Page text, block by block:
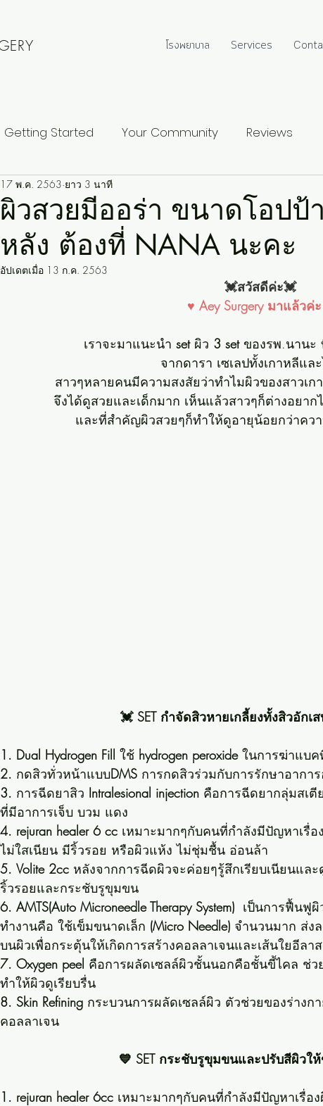
โรงพยาบาล Services
Getting Started Your Community Reviews
ผิวสวยมีออร่า ขนาดโอปป้
หลัง ต้องที่ NANA นะคะ
17 พ.ค. 2563 ยาว 3 นาที
อัปเดตเมื่อ 13 ก.ค. 2563
💓สวัสดีค่ะ💓
♥ Aey Surgery มาแล้วค่ะ
เราจะมาแนะนำ set ผิว 3 set ของรพ.นานะ
จากดารา เซเลปทั้งเกาหลีแล
สาวๆหลายคนมีความสงสัยว่าทำไมผิวของสาวเก
จึงได้ดูสวยและเด็กมาก เห็นแล้วสาวๆก็ต่างอยา
และที่สำคัญผิวสวยๆก็ทำให้ดูอายุน้อยกว่าควา
💓 SET กำจัดสิวหายเกลี้ยงทั้งสิวอัก
1. Dual Hydrogen Fill ใช้ hydrogen peroxide ในการฆ่าแบค
2. กดสิวทั่วหน้าแบบDMS การกดสิวร่วมกับการรักษาอากา
3. การฉีดยาสิว Intralesional injection คือการฉีดยากลุ่มสเตี
ที่มีอาการเจ็บ บวม แดง
4. rejuran healer 6 cc เหมาะมากๆกับคนที่กำลังมีปัญหาเรื่
ไม่ใสเนียน มีริ้วรอย หรือผิวแห้ง ไม่ชุ่มชื้น อ่อนล้า
5. Volite 2cc หลังจากการฉีดผิวจะค่อยๆรู้สึกเรียบเนียนแ
ริ้วรอยและกระชับรูขุมขน
6. AMTS(Auto Microneedle Therapy System)
เป็นการฟื้นฟู
ทำงานคือ ใช้เข็มขนาดเล็ก (Micro Needle) จำนวนมาก ส่ง
บนผิวเพื่อกระตุ้นให้เกิดการสร้างคอลลาเจนและเส้นใยอีล
7. Oxygen peel คือการผลัดเซลล์ผิวชั้นนอกคือชั้นขี้ไคล ช่
ทำให้ผิวดูเรียบรื่น
8. Skin Refining กระบวนการผลัดเซลล์ผิว ตัวช่วยของร่างก
คอลลาเจน
💙 SET กระชับรูขุมขนและปรับสีผิวใ
1. rejuran healer 6cc เหมาะมากๆกับคนที่กำลังมีปัญหาเรื่อ